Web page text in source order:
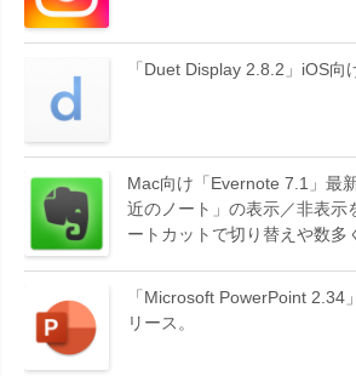
「Duet Display 2.8.2」iOS向
Mac向け「Evernote 7.1」最
近のノート」の表示／非表示
ートカットで切り替えや数多
「Microsoft PowerPoint 2.34
リース。